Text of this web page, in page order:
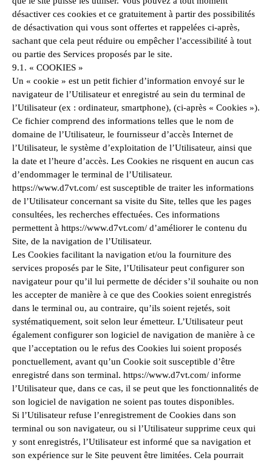
désactiver ces cookies et ce gratuitement à partir des possibilités
de désactivation qui vous sont offertes et rappelées ci-après,
sachant que cela peut réduire ou empêcher l’accessibilité à tout
ou partie des Services proposés par le site.
9.1. « COOKIES »
Un « cookie » est un petit fichier d’information envoyé sur le
navigateur de l’Utilisateur et enregistré au sein du terminal de
l’Utilisateur (ex : ordinateur, smartphone), (ci-après « Cookies »).
Ce fichier comprend des informations telles que le nom de
domaine de l’Utilisateur, le fournisseur d’accès Internet de
l’Utilisateur, le système d’exploitation de l’Utilisateur, ainsi que
la date et l’heure d’accès. Les Cookies ne risquent en aucun cas
d’endommager le terminal de l’Utilisateur.
https://www.d7vt.com/ est susceptible de traiter les informations
de l’Utilisateur concernant sa visite du Site, telles que les pages
consultées, les recherches effectuées. Ces informations
permettent à https://www.d7vt.com/ d’améliorer le contenu du
Site, de la navigation de l’Utilisateur.
Les Cookies facilitant la navigation et/ou la fourniture des
services proposés par le Site, l’Utilisateur peut configurer son
navigateur pour qu’il lui permette de décider s’il souhaite ou non
les accepter de manière à ce que des Cookies soient enregistrés
dans le terminal ou, au contraire, qu’ils soient rejetés, soit
systématiquement, soit selon leur émetteur. L’Utilisateur peut
également configurer son logiciel de navigation de manière à ce
que l’acceptation ou le refus des Cookies lui soient proposés
ponctuellement, avant qu’un Cookie soit susceptible d’être
enregistré dans son terminal. https://www.d7vt.com/ informe
l’Utilisateur que, dans ce cas, il se peut que les fonctionnalités de
son logiciel de navigation ne soient pas toutes disponibles.
Si l’Utilisateur refuse l’enregistrement de Cookies dans son
terminal ou son navigateur, ou si l’Utilisateur supprime ceux qui
y sont enregistrés, l’Utilisateur est informé que sa navigation et
son expérience sur le Site peuvent être limitées. Cela pourrait